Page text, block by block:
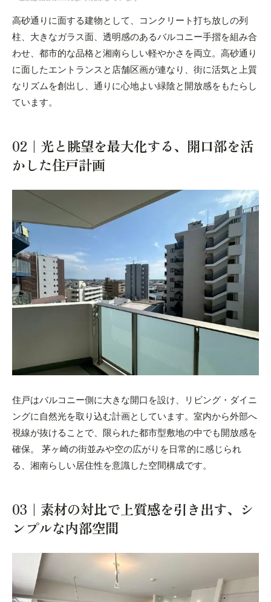
高砂通りに面する建物として、コンクリート打ち放しの列
柱、大きなガラス面、透明感のあるバルコニー手摺を組み合
わせ、都市的な品格と湘南らしい軽やかさを両立。高砂通り
に面したエントランスと店舗区画が連なり、街に活気と上質
なリズムを創出し、通りに心地よい緑陰と開放感をもたらし
ています。
02｜光と眺望を最大化する、開口部を活
かした住戸計画
住戸はバルコニー側に大きな開口を設け、リビング・ダイニ
ングに自然光を取り込む計画としています。室内から外部へ
視線が抜けることで、限られた都市型敷地の中でも開放感を
確保。 茅ヶ崎の街並みや空の広がりを日常的に感じられ
る、湘南らしい居住性を意識した空間構成です。
03｜素材の対比で上質感を引き出す、シ
ンプルな内部空間